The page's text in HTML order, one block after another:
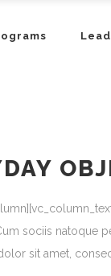
sociis natoque
sit amet,